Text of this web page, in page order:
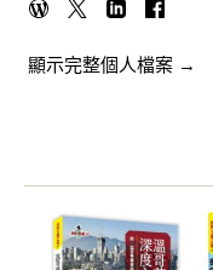
顯示完整個人檔案 →